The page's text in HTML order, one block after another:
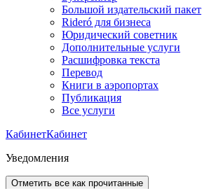
Большой издательский пакет
Rideró для бизнеса
Юридический советник
Дополнительные услуги
Расшифровка текста
Перевод
Книги в аэропортах
Публикация
Все услуги
КабинетКабинет
Уведомления
Отметить все как прочитанные